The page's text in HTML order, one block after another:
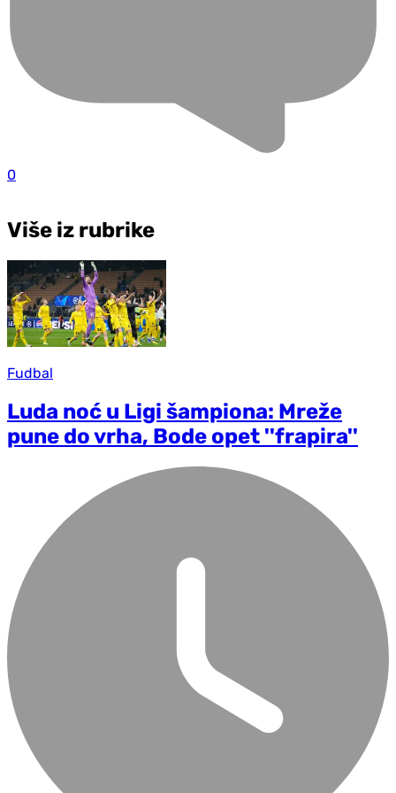
0
Više iz rubrike
Fudbal
Luda noć u Ligi šampiona: Mreže
pune do vrha, Bode opet ''frapira''